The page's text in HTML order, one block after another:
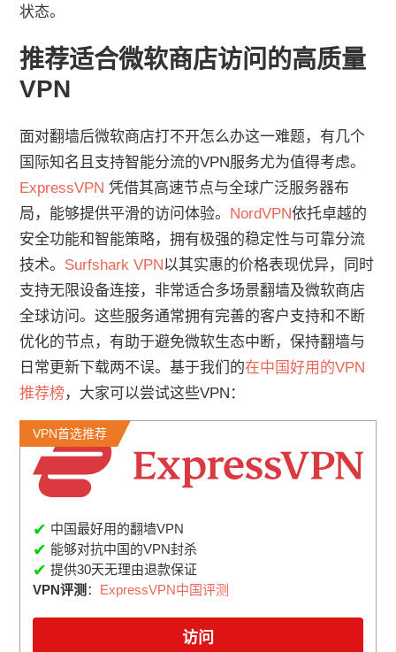
状态。
推荐适合微软商店访问的高质量
VPN
面对翻墙后微软商店打不开怎么办这一难题，有几个
国际知名且支持智能分流的VPN服务尤为值得考虑。
ExpressVPN 凭借其高速节点与全球广泛服务器布
局，能够提供平滑的访问体验。 NordVPN依托卓越的
安全功能和智能策略，拥有极强的稳定性与可靠分流
技术。 Surfshark VPN以其实惠的价格表现优异，同时
支持无限设备连接，非常适合多场景翻墙及微软商店
全球访问。这些服务通常拥有完善的客户支持和不断
优化的节点，有助于避免微软生态中断，保持翻墙与
日常更新下载两不误。基于我们的在中国好用的VPN
推荐榜 ，大家可以尝试这些VPN：
VPN首选推荐
✔ 中国最好用的翻墙VPN
✔ 能够对抗中国的VPN封杀
✔ 提供30天无理由退款保证
VPN评测 ： ExpressVPN中国评测
访问